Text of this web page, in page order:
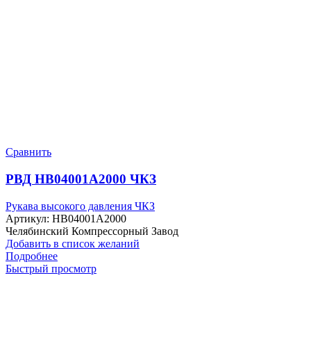
Сравнить
РВД HB04001A2000 ЧКЗ
Рукава высокого давления ЧКЗ
Артикул: HB04001A2000
Челябинский Компрессорный Завод
Добавить в список желаний
Подробнее
Быстрый просмотр